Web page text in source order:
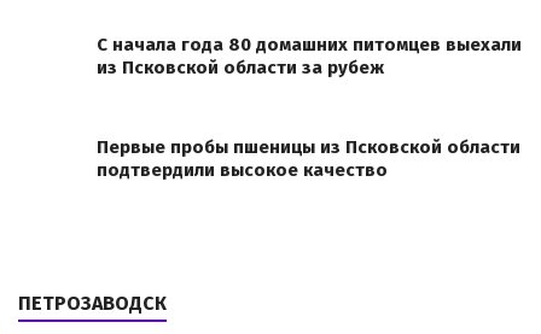
С начала года 80 домашних питомцев выехали
из Псковской области за рубеж
Первые пробы пшеницы из Псковской области
подтвердили высокое качество
ПЕТРОЗАВОДСК